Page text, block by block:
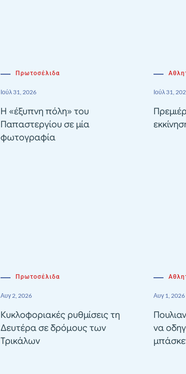
Πρωτοσέλιδα
Ιούλ 31, 2026
Η «έξυπνη πόλη» του
Παπαστεργίου σε μία
φωτογραφία
Ιούλ 31,
Πρωτοσέλιδα
Αυγ 2, 2026
Κυκλοφοριακές ρυθμίσεις τη
Δευτέρα σε δρόμους των
Τρικάλων
Αυγ 1, 2026
να